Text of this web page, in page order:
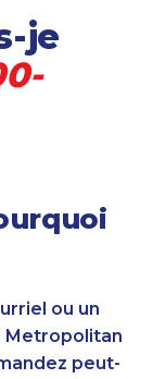
je
ou un
Metropolitan
peut-